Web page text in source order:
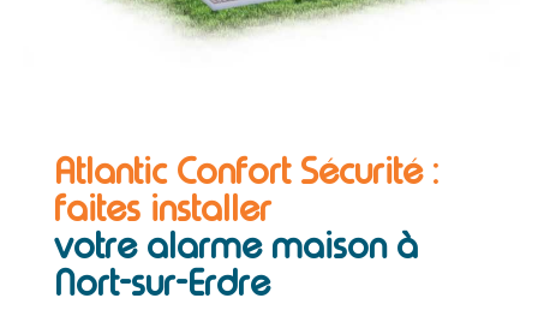
Atlantic Confort Sécurité :
faites installer
votre alarme maison à
Nort-sur-Erdre